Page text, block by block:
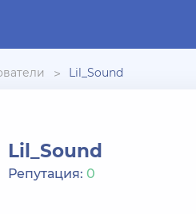
Lil_Sound
Lil_Sound
Репутация: 0